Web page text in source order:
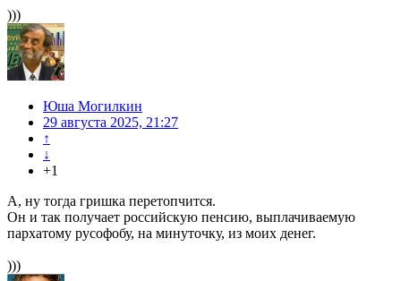
)))
Юша Могилкин
29 августа 2025, 21:27
↑
↓
+1
А, ну тогда гришка перетопчится.
Он и так получает российскую пенсию, выплачиваемую
пархатому русофобу, на минуточку, из моих денег.
)))